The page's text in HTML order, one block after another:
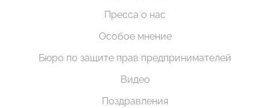
Пресса о нас
Особое мнение
Бюро по защите прав предпринимателей
Видео
Поздравления